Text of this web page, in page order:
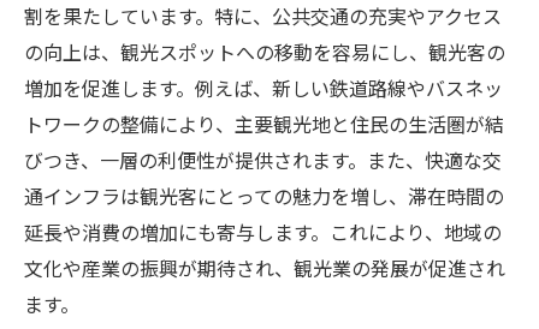
割を果たしています。特に、公共交通の充実やアクセス
の向上は、観光スポットへの移動を容易にし、観光客の
増加を促進します。例えば、新しい鉄道路線やバスネッ
トワークの整備により、主要観光地と住民の生活圏が結
びつき、一層の利便性が提供されます。また、快適な交
通インフラは観光客にとっての魅力を増し、滞在時間の
延長や消費の増加にも寄与します。これにより、地域の
文化や産業の振興が期待され、観光業の発展が促進され
ます。